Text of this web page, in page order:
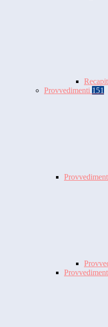
Provvedimenti 151